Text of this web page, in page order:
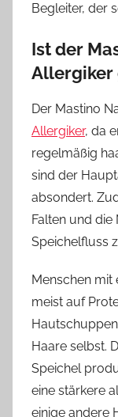
Begleiter, der
Ist der
Allergiker
Der Mastino
Allergiker, da
regelmäßig
sind der
absondert.
Falten und
Speichelfluss
Menschen mit
meist auf
Haare selbst.
Speichel
eine stärkere
einige andere